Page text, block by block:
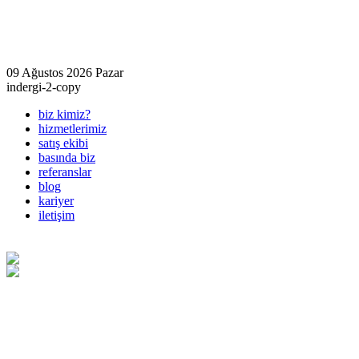
09 Ağustos 2026 Pazar
indergi-2-copy
biz kimiz?
hizmetlerimiz
satış ekibi
basında biz
referanslar
blog
kariyer
iletişim